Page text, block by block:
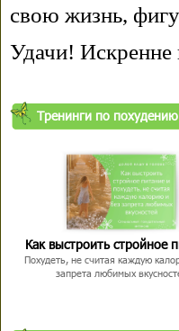
свою жизнь,
Удачи!
Тренинги по похудению
Как выстроить стройное
Похудеть, не считая каждую
запрета любимых